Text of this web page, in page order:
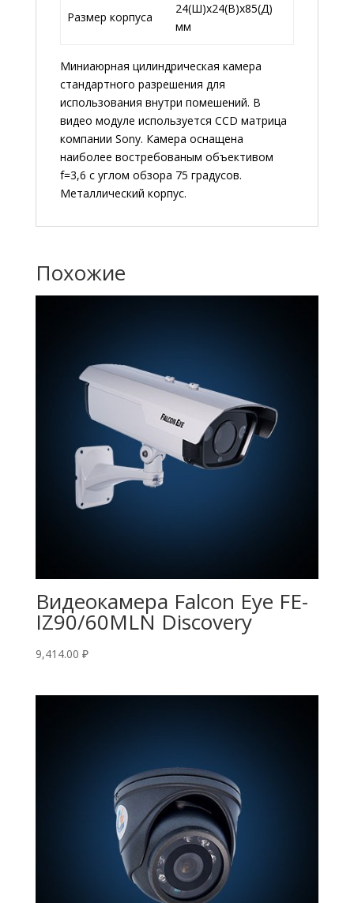
Размер корпуса
24(Ш)x24(В)x85(Д)
мм
Миниаюрная цилиндрическая камера
стандартного разрешения для
использования внутри помешений. В
видео модуле используется CCD матрица
компании Sony. Камера оснащена
наиболее востребованым объективом
f=3,6 c углом обзора 75 градусов.
Металлический корпус.
Похожие
Видеокамера Falcon Eye FE-
IZ90/60MLN Discovery
9,414.00 ₽